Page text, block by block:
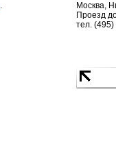
.
Москва,
Проезд
тел.